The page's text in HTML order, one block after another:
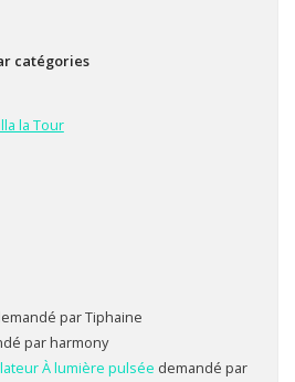
catégories
la Tour
par Tiphaine
par harmony
À lumière pulsée demandé par